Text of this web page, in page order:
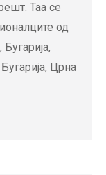
Таа се
од
Црна